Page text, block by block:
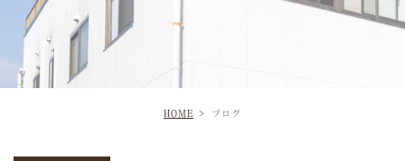
HOME ブログ